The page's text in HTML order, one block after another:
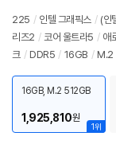
225 / 인텔 그래픽스 / (인
리즈2 / 코어 울트라5 / 애
크 / DDR5 / 16GB / M.2
5Gbps / 파워서플라이
1위
16GB, M.2 512GB
1,925,810원